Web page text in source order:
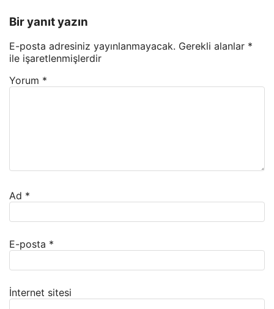
Bir yanıt yazın
E-posta adresiniz yayınlanmayacak. Gerekli alanlar *
ile işaretlenmişlerdir
Yorum *
Ad *
E-posta *
İnternet sitesi